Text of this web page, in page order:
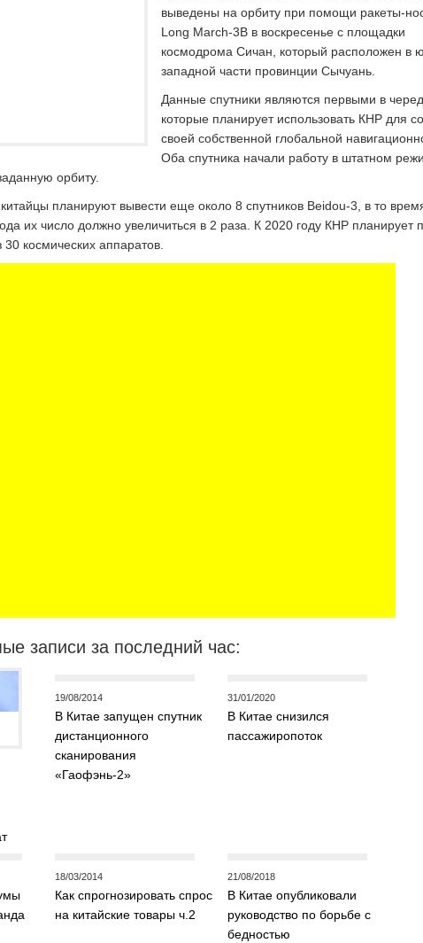
выведены на орбиту при помощи ракеты-
Long March-3B в воскресенье с площадки
космодрома Сичан, который расположен в
западной части провинции Сычуань.
Данные спутники являются первыми в
которые планирует использовать КНР для
своей собственной глобальной
Оба спутника начали работу в штатном
орбиту.
китайцы планируют вывести еще около 8 спутников Beidou-3, в то
их число должно увеличиться в 2 раза. К 2020 году КНР планирует
космических аппаратов.
записи за последний час:
19/08/2014
В Китае запущен спутник
дистанционного
сканирования
«Гаофэнь-2»
31/01/2020
В Китае снизился
пассажиропоток
18/03/2014
Как спрогнозировать спрос
на китайские товары ч.2
21/08/2018
В Китае опубликовали
руководство по борьбе с
бедностью